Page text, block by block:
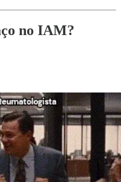
no IAM?